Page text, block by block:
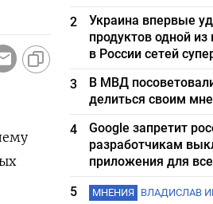
2
Украина впервые
продуктов одной
в России сетей
3
В МВД
делиться своим
4
Google запретит
разработчикам
приложения для
5
МНЕНИЯ ВЛАДИСЛАВ